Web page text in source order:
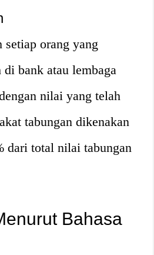
orang yang
bank atau lembaga
nilai yang telah
tabungan dikenakan
dari total nilai tabungan
Bahasa